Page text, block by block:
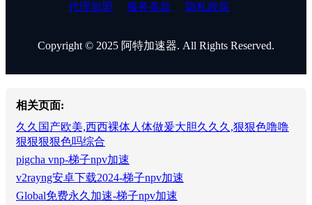
代理加盟 服务条款 隐私政策
Copyright ©️ 2025 阿特加速器. All Rights Reserved.
相关页面:
久久国产欧美,西西裸体人体做爰大胆久久久,狠狠色噜噜
狠狠狠狠色吗综合
pigcha vnp-梯子npv加速
v2rayng安卓下载2024-梯子npv加速
Global免费永久加速-梯子npv加速